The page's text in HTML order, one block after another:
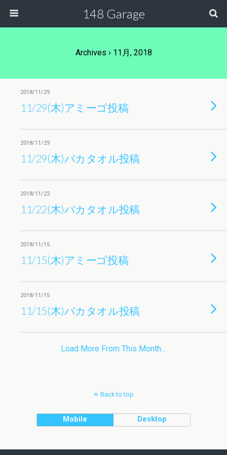
148 Garage
Archives › 11月, 2018
2018/11/29
11/29(木)アミーゴ投稿
2018/11/29
11/29(木)バカタオル投稿
2018/11/22
11/22(木)バカタオル投稿
2018/11/15
11/15(木)アミーゴ投稿
2018/11/15
11/15(木)バカタオル投稿
Load More From This Month…
Back to top
Mobile Desktop